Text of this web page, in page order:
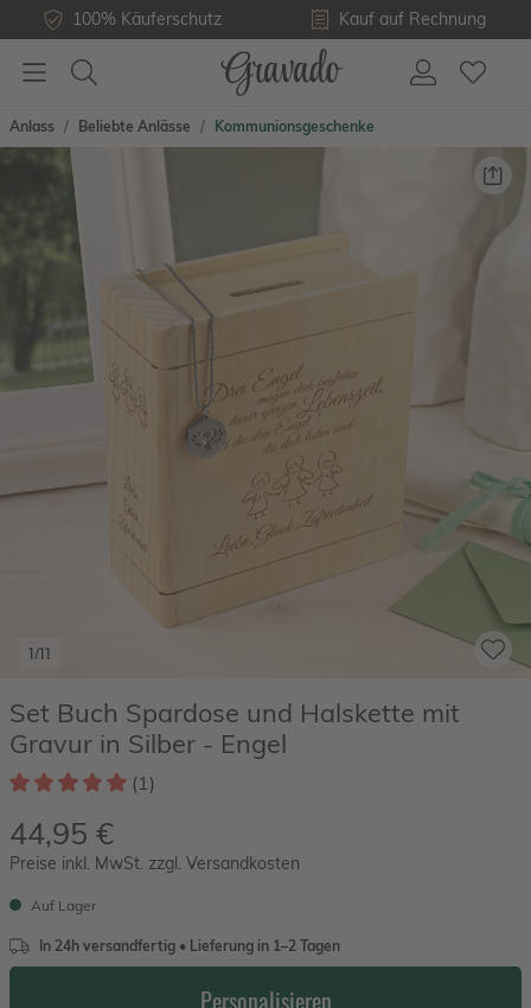
100% Käuferschutz Kauf auf Rechnung
Anlass Beliebte Anlässe Kommunionsgeschenke
1/11
Set Buch Spardose und Halskette mit
Gravur in Silber - Engel
(1)
44,95 €
Preise inkl. MwSt. zzgl. Versandkosten
Auf Lager
In 24h versandfertig • Lieferung in 1–2 Tagen
Personalisieren